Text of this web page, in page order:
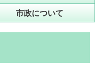
市政について